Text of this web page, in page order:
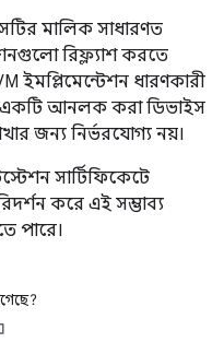
মালিক সাধারণত
রিফ্ল্যাশ করতে
ইমপ্লিমেন্টেশন ধারণকারী
একটি আনলক করা ডিভাইস
জন্য নির্ভরযোগ্য নয়।
সার্টিফিকেটে
করে এই সম্ভাব্য
পারে।